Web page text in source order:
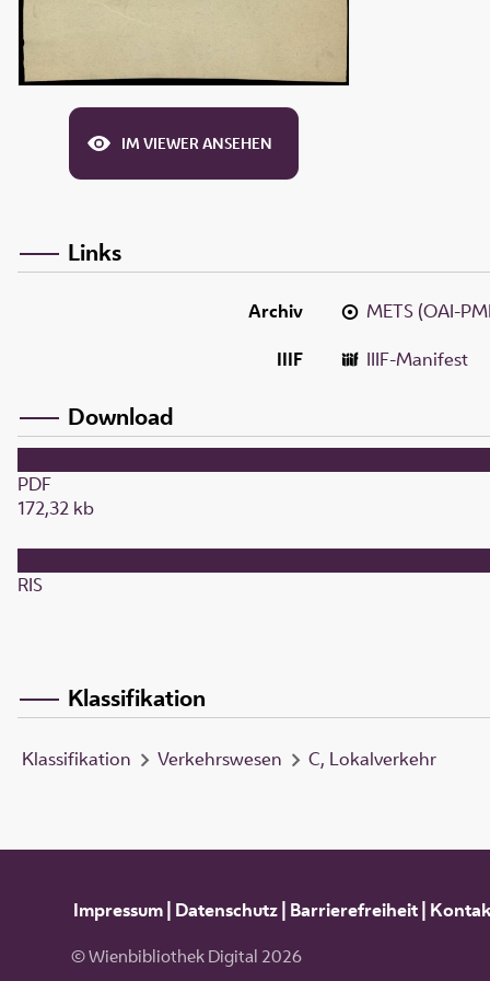
IM VIEWER ANSEHEN
Links
Archiv
METS (OAI-
IIIF
IIIF-Manifest
Download
PDF
172,32 kb
RIS
Klassifikation
Klassifikation Verkehrswesen C, Lokalverkehr
Impressum| Datenschutz| Barrierefreiheit|
© Wienbibliothek Digital 2026